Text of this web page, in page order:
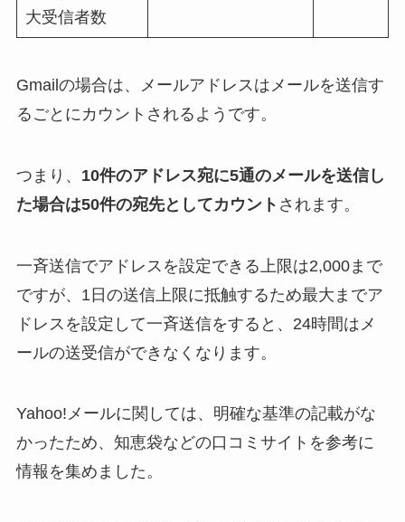
大受信者数
Gmailの場合は、メールアドレスはメールを送信す
るごとにカウントされるようです。
つまり、 10件のアドレス宛に5通のメールを送信し
た場合は50件の宛先としてカウント されます。
一斉送信でアドレスを設定できる上限は2,000まで
ですが、1日の送信上限に抵触するため最大までア
ドレスを設定して一斉送信をすると、24時間はメ
ールの送受信ができなくなります。
Yahoo!メールに関しては、明確な基準の記載がな
かったため、知恵袋などの口コミサイトを参考に
情報を集めました。